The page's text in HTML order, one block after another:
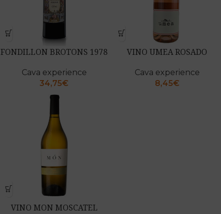
FONDILLON BROTONS 1978
Cava experience
34,75€
VINO UMEA ROSADO
Cava experience
8,45€
VINO MON MOSCATEL